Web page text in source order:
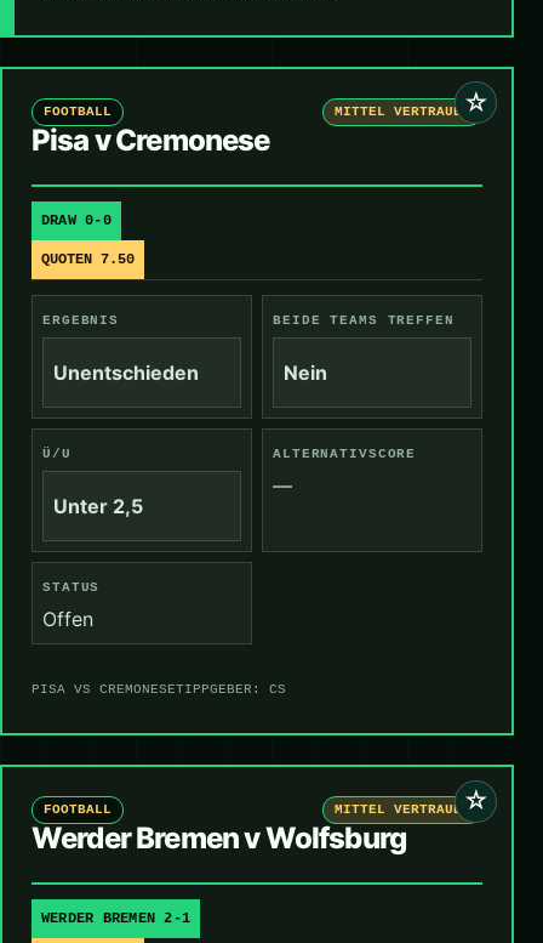
☆
FOOTBALL MITTEL VERTRAUEN
Pisa v Cremonese
DRAW 0-0
QUOTEN 7.50
ERGEBNIS
Unentschieden
BEIDE TEAMS TREFFEN
Nein
Ü/U
Unter 2,5
ALTERNATIVSCORE
—
STATUS
Offen
PISA VS CREMONESETIPPGEBER: CS
☆
FOOTBALL MITTEL VERTRAUEN
Werder Bremen v Wolfsburg
WERDER BREMEN 2-1